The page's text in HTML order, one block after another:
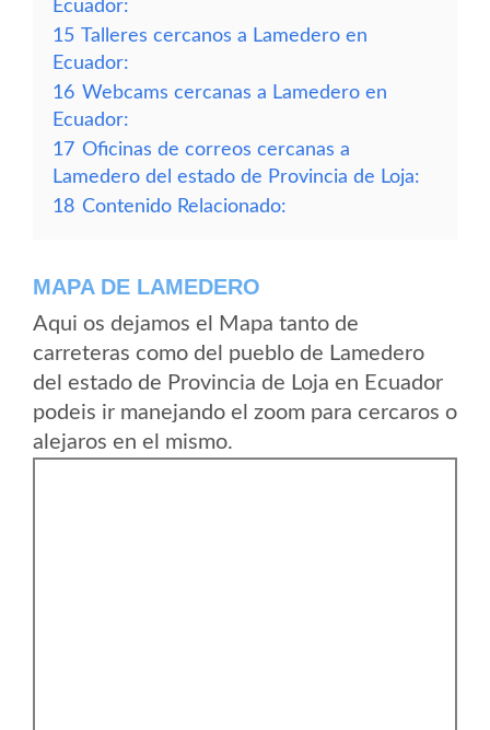
Ecuador:
15 Talleres cercanos a Lamedero en
Ecuador:
16 Webcams cercanas a Lamedero en
Ecuador:
17 Oficinas de correos cercanas a
Lamedero del estado de Provincia de Loja:
18 Contenido Relacionado:
MAPA DE LAMEDERO
Aqui os dejamos el Mapa tanto de
carreteras como del pueblo de Lamedero
del estado de Provincia de Loja en Ecuador
podeis ir manejando el zoom para cercaros o
alejaros en el mismo.